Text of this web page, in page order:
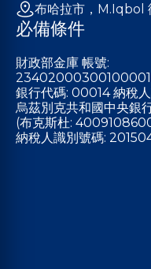
布哈拉市，M.Iqbol
必備條件
財政部金庫 帳號:
銀行代碼: 00014 納稅
烏茲別克共和國中央銀
(布克斯杜:
納稅人識別號碼: